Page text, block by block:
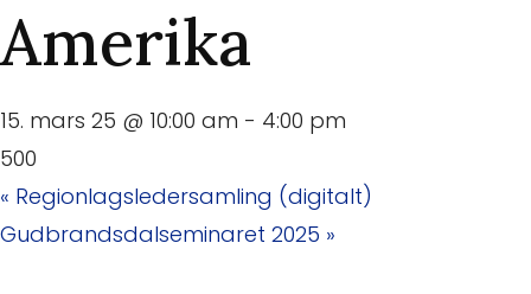
Amerika
15. mars 25 @ 10:00 am - 4:00 pm
500
« Regionlagsledersamling (digitalt)
Gudbrandsdalseminaret 2025 »